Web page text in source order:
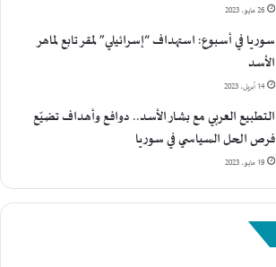
26 مايو، 2023
سوريا في أسبوع: استهداف “إسرائيلي” لمقر تابع لماهر
الأسد
14 أبريل، 2023
التطبيع العربي مع بشار الأسد.. دوافع وأهداف تضيّع
فرص الحل السياسي في سوريا
19 مايو، 2023